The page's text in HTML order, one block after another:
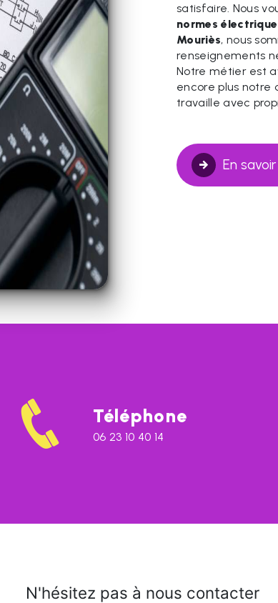
satisfaire. Nous
normes
Mouriès, nous
renseignements
Notre métier est
encore plus notre
travaille avec
En
Téléphone
06 23 10 40 14
N'hésitez pas à nous contacter